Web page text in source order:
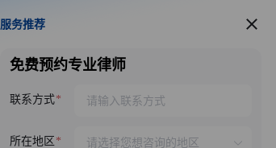
服务推荐
服务推荐
免费预约专业律师
联系方式
所在地区